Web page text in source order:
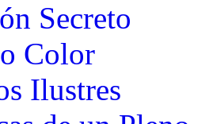
Secreto
Color
Ilustres